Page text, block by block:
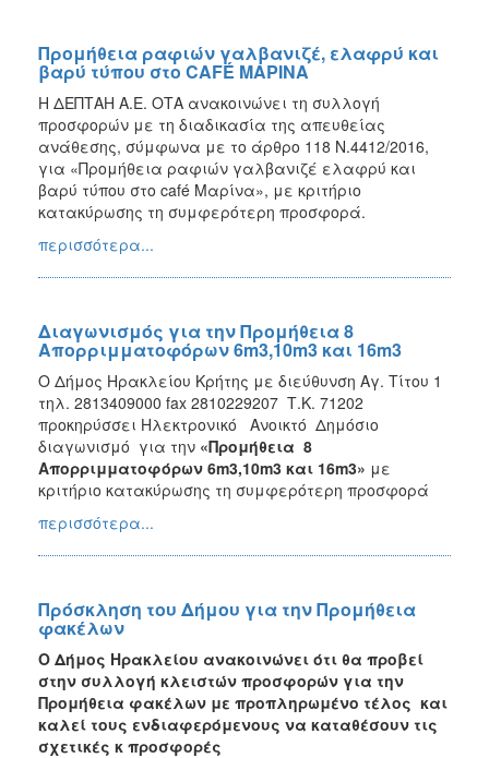
Προμήθεια ραφιών γαλβανιζέ, ελαφρύ και
βαρύ τύπου στο CAFÉ ΜΑΡΙΝΑ
Η ΔΕΠΤΑΗ Α.Ε. ΟΤΑ ανακοινώνει τη συλλογή
προσφορών με τη διαδικασία της απευθείας
ανάθεσης, σύμφωνα με το άρθρο 118 Ν.4412/2016,
για «Προμήθεια ραφιών γαλβανιζέ ελαφρύ και
βαρύ τύπου στο café Mαρίνα», με κριτήριο
κατακύρωσης τη συμφερότερη προσφορά.
περισσότερα...
Διαγωνισμός για την Προμήθεια 8
Απορριμματοφόρων 6m3,10m3 και 16m3
Ο Δήμος Ηρακλείου Κρήτης με διεύθυνση Αγ. Τίτου 1
τηλ. 2813409000 fax 2810229207 Τ.Κ. 71202
προκηρύσσει Ηλεκτρονικό Ανοικτό Δημόσιο
διαγωνισμό για την «Προμήθεια 8
Απορριμματοφόρων 6m3,10m3 και 16m3» με
κριτήριο κατακύρωσης τη συμφερότερη προσφορά
περισσότερα...
Πρόσκληση του Δήμου για την Προμήθεια
φακέλων
Ο Δήμος Ηρακλείου ανακοινώνει ότι θα προβεί
στην συλλογή κλειστών προσφορών για την
Προμήθεια φακέλων με προπληρωμένο τέλος και
καλεί τους ενδιαφερόμενους να καταθέσουν τις
σχετικές κ προσφορές